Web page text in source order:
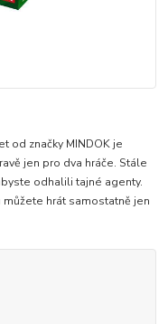
od značky MINDOK je
jen pro dva hráče. Stále
odhalili tajné agenty.
hrát samostatně jen